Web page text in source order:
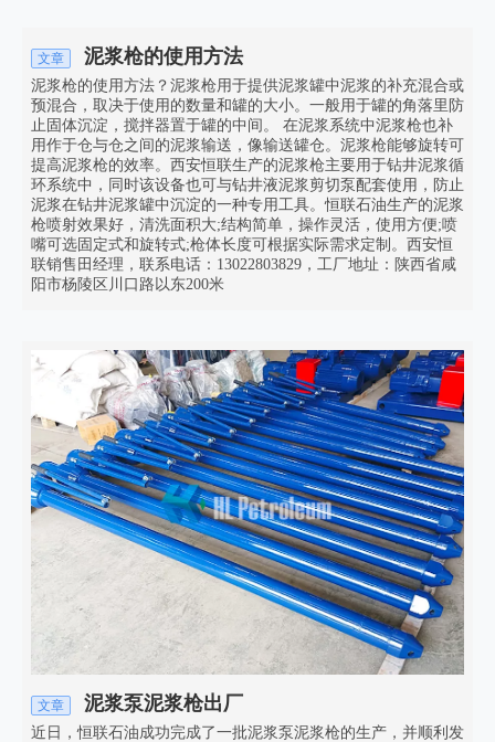
文章 泥浆枪的使用方法
泥浆枪的使用方法？泥浆枪用于提供泥浆罐中泥浆的补充混合或
预混合，取决于使用的数量和罐的大小。一般用于罐的角落里防
止固体沉淀，搅拌器置于罐的中间。 在泥浆系统中泥浆枪也补
用作于仓与仓之间的泥浆输送，像输送罐仓。泥浆枪能够旋转可
提高泥浆枪的效率。西安恒联生产的泥浆枪主要用于钻井泥浆循
环系统中，同时该设备也可与钻井液泥浆剪切泵配套使用，防止
泥浆在钻井泥浆罐中沉淀的一种专用工具。恒联石油生产的泥浆
枪喷射效果好，清洗面积大;结构简单，操作灵活，使用方便;喷
嘴可选固定式和旋转式;枪体长度可根据实际需求定制。西安恒
联销售田经理，联系电话：13022803829，工厂地址：陕西省咸
阳市杨陵区川口路以东200米
文章 泥浆泵泥浆枪出厂
近日，恒联石油成功完成了一批泥浆泵泥浆枪的生产，并顺利发